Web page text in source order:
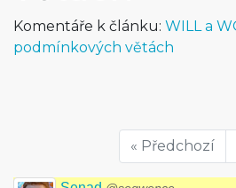
Komentáře k článku: WILL a
podmínkových větách
« Předchozí